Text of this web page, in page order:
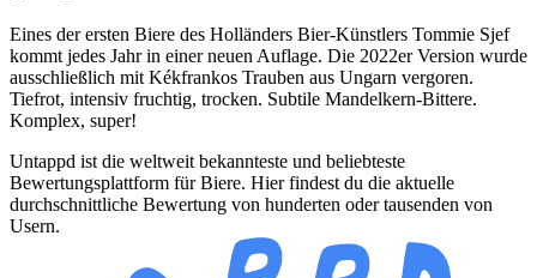
Eines der ersten Biere des Holländers Bier-Künstlers Tommie Sjef
kommt jedes Jahr in einer neuen Auflage. Die 2022er Version wurde
ausschließlich mit Kékfrankos Trauben aus Ungarn vergoren.
Tiefrot, intensiv fruchtig, trocken. Subtile Mandelkern-Bittere.
Komplex, super!
Untappd ist die weltweit bekannteste und beliebteste
Bewertungsplattform für Biere. Hier findest du die aktuelle
durchschnittliche Bewertung von hunderten oder tausenden von
Usern.